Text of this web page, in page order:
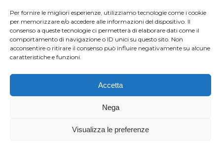
Per fornire le migliori esperienze, utilizziamo tecnologie come i cookie
per memorizzare e/o accedere alle informazioni del dispositivo. Il
consenso a queste tecnologie ci permetterà di elaborare dati come il
comportamento di navigazione o ID unici su questo sito. Non
acconsentire o ritirare il consenso può influire negativamente su alcune
caratteristiche e funzioni.
Accetta
Nega
Visualizza le preferenze
Via Virginio 358/360
Loc. Anselmo 50025 Montespertoli (FI)
E-mail: info@paciarrediscolastici.com
PEC: pacisrl@interfreepec.it
Tel e Fax: +39 0571 675108
PI e CF: 05012160486 Registro delle Imprese di
Capitale Sociale Euro 20.800,00 i.v.